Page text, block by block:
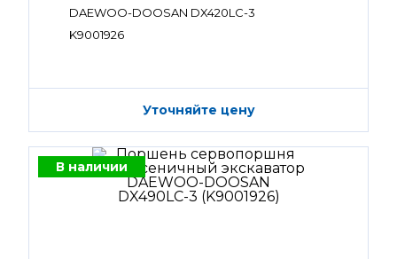
DAEWOO-DOOSAN DX420LC-3
K9001926
Уточняйте цену
В наличии